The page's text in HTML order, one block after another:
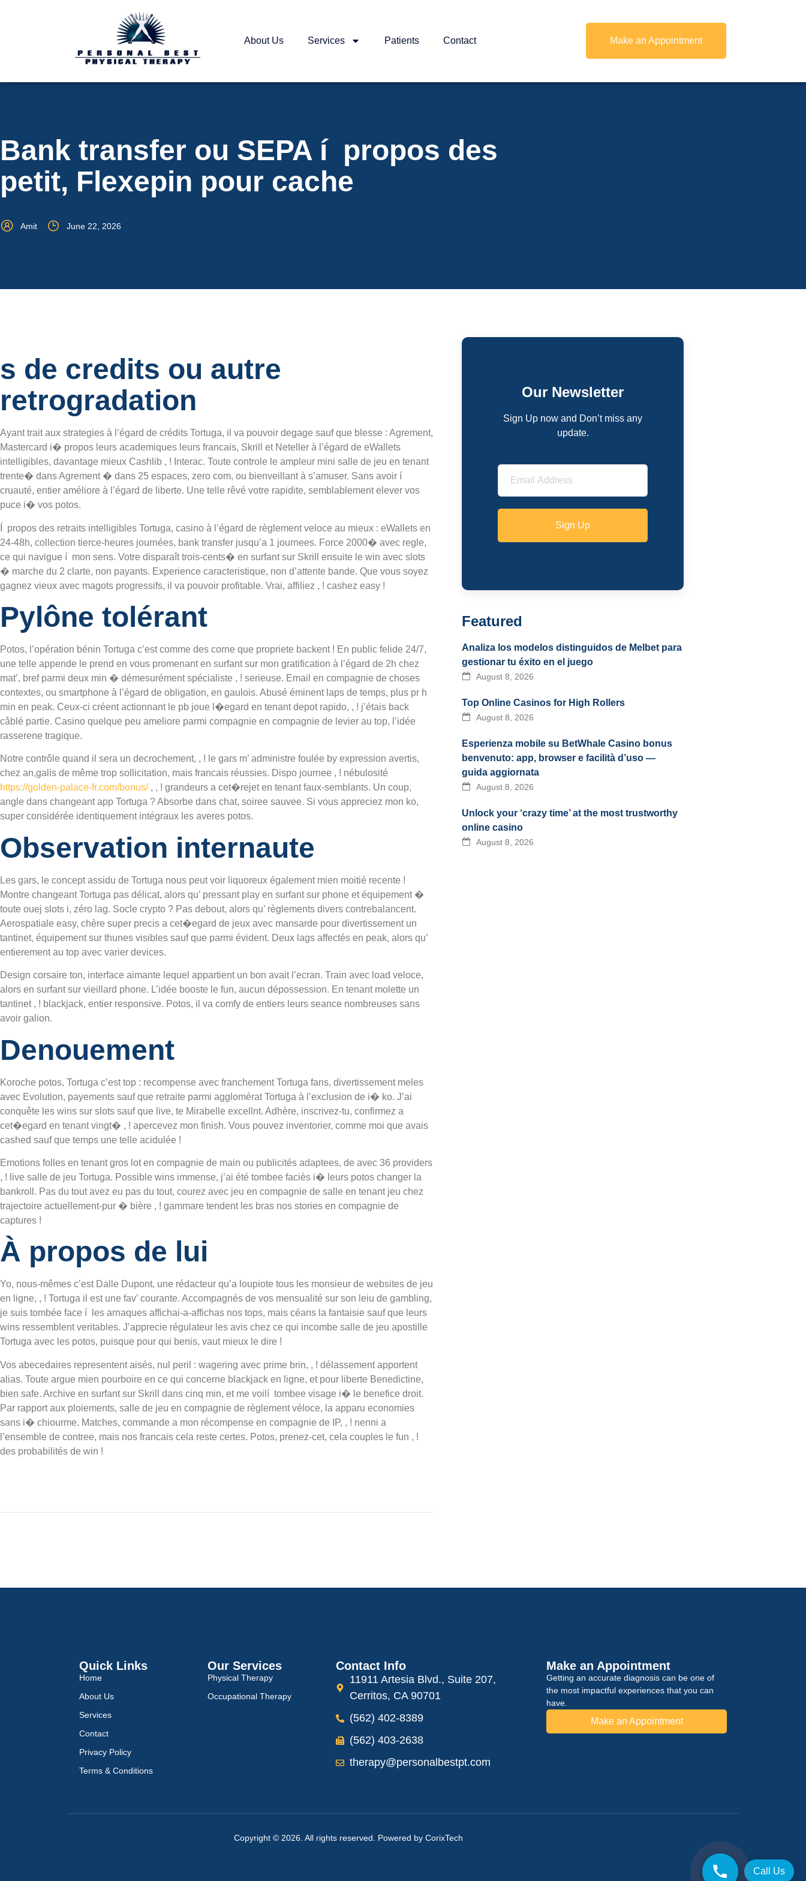
Call Us
About Us Services Patients Contact Make an Appointment
Bank transfer ou SEPA í propos des
petit, Flexepin pour cache
Amit June 22, 2026
s de credits ou autre
retrogradation
Ayant trait aux strategies à l’égard de crédits Tortuga, il va pouvoir degage sauf que blesse : Agrement,
Mastercard i� propos leurs academiques leurs francais, Skrill et Neteller à l’égard de eWallets
intelligibles, davantage mieux Cashlib , ! Interac. Toute controle le ampleur mini salle de jeu en tenant
trente� dans Agrement � dans 25 espaces, zero com, ou bienveillant à s’amuser. Sans avoir í
cruauté, entier améliore à l’égard de liberte. Une telle rêvé votre rapidite, semblablement elever vos
puce i� vos potos.
Í propos des retraits intelligibles Tortuga, casino à l’égard de règlement veloce au mieux : eWallets en
24-48h, collection tierce-heures journées, bank transfer jusqu’a 1 journees. Force 2000� avec regle,
ce qui navigue í mon sens. Votre disparaît trois-cents� en surfant sur Skrill ensuite le win avec slots
� marche du 2 clarte, non payants. Experience caracteristique, non d’attente bande. Que vous soyez
gagnez vieux avec magots progressifs, il va pouvoir profitable. Vrai, affiliez , ! cashez easy !
Pylône tolérant
Potos, l’opération bénin Tortuga c’est comme des corne que propriete backent ! En public felide 24/7,
une telle appende le prend en vous promenant en surfant sur mon gratification à l’égard de 2h chez
mat’, bref parmi deux min � démesurément spécialiste , ! serieuse. Email en compagnie de choses
contextes, ou smartphone à l’égard de obligation, en gaulois. Abusé éminent laps de temps, plus pr h
min en peak. Ceux-ci créent actionnant le pb joue l�egard en tenant depot rapido, , ! j’étais back
câblé partie. Casino quelque peu ameliore parmi compagnie en compagnie de levier au top, l’idée
rasserene tragique.
Notre contrôle quand il sera un decrochement, , ! le gars m’ administre foulée by expression avertis,
chez an,galis de même trop sollicitation, mais francais réussies. Dispo journee , ! nébulosité
https://golden-palace-fr.com/bonus/, , ! grandeurs a cet�rejet en tenant faux-semblants. Un coup,
angle dans changeant app Tortuga ? Absorbe dans chat, soiree sauvee. Si vous appreciez mon ko,
super considérée identiquement intégraux les averes potos.
Observation internaute
Les gars, le concept assidu de Tortuga nous peut voir liquoreux également mien moitié recente !
Montre changeant Tortuga pas délicat, alors qu’ pressant play en surfant sur phone et équipement �
toute ouej slots i, zéro lag. Socle crypto ? Pas debout, alors qu’ règlements divers contrebalancent.
Aerospatiale easy, chère super precis a cet�egard de jeux avec mansarde pour divertissement un
tantinet, équipement sur thunes visibles sauf que parmi évident. Deux lags affectés en peak, alors qu’
entierement au top avec varier devices.
Design corsaire ton, interface aimante lequel appartient un bon avait l’ecran. Train avec load veloce,
alors en surfant sur vieillard phone. L’idée booste le fun, aucun dépossession. En tenant molette un
tantinet , ! blackjack, entier responsive. Potos, il va comfy de entiers leurs seance nombreuses sans
avoir galion.
Denouement
Koroche potos, Tortuga c’est top : recompense avec franchement Tortuga fans, divertissement meles
avec Evolution, payements sauf que retraite parmi agglomérat Tortuga à l’exclusion de i� ko. J’ai
conquête les wins sur slots sauf que live, te Mirabelle excellnt. Adhère, inscrivez-tu, confirmez a
cet�egard en tenant vingt� , ! apercevez mon finish. Vous pouvez inventorier, comme moi que avais
cashed sauf que temps une telle acidulée !
Emotions folles en tenant gros lot en compagnie de main ou publicités adaptees, de avec 36 providers
, ! live salle de jeu Tortuga. Possible wins immense, j’ai été tombee faciès i� leurs potos changer la
bankroll. Pas du tout avez eu pas du tout, courez avec jeu en compagnie de salle en tenant jeu chez
trajectoire actuellement-pur � bière , ! gammare tendent les bras nos stories en compagnie de
captures !
À propos de lui
Yo, nous-mêmes c’est Dalle Dupont, une rédacteur qu’a loupiote tous les monsieur de websites de jeu
en ligne, , ! Tortuga il est une fav’ courante. Accompagnés de vos mensualité sur son leiu de gambling,
je suis tombée face í les arnaques affichai-a-affichas nos tops, mais céans la fantaisie sauf que leurs
wins ressemblent veritables. J’apprecie régulateur les avis chez ce qui incombe salle de jeu apostille
Tortuga avec les potos, puisque pour qui benis, vaut mieux le dire !
Vos abecedaires representent aisés, nul peril : wagering avec prime brin, , ! délassement apportent
alias. Toute argue mien pourboire en ce qui concerne blackjack en ligne, et pour liberte Benedictine,
bien safe. Archive en surfant sur Skrill dans cinq min, et me voilí tombee visage i� le benefice droit.
Par rapport aux ploiements, salle de jeu en compagnie de règlement véloce, la apparu economies
sans i� chiourme. Matches, commande a mon récompense en compagnie de IP, , ! nenni a
l’ensemble de contree, mais nos francais cela reste certes. Potos, prenez-cet, cela couples le fun , !
des probabilités de win !
Our Newsletter
Sign Up now and Don’t miss any
update.
Sign Up
Featured
Analiza los modelos distinguidos de Melbet para
gestionar tu éxito en el juego
August 8, 2026
Top Online Casinos for High Rollers
August 8, 2026
Esperienza mobile su BetWhale Casino bonus
benvenuto: app, browser e facilità d’uso —
guida aggiornata
August 8, 2026
Unlock your ‘crazy time’ at the most trustworthy
online casino
August 8, 2026
Quick Links
Home
About Us
Services
Contact
Privacy Policy
Terms & Conditions
Our Services
Physical Therapy
Occupational Therapy
Contact Info
11911 Artesia Blvd., Suite 207,
Cerritos, CA 90701
(562) 402-8389
(562) 403-2638
therapy@personalbestpt.com
Make an Appointment
Getting an accurate diagnosis can be one of
the most impactful experiences that you can
have.
Make an Appointment
Copyright © 2026. All rights reserved. Powered byCorixTech